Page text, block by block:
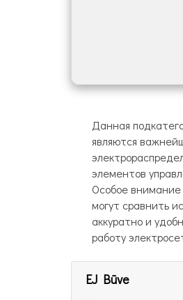
Данная
являются
элементов
Особое внимание
могут сравнить
аккуратно и
работу
EJ Būve
...